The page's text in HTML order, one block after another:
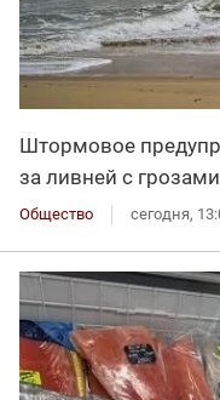
Штормовое
за ливней с грозами
Общество сегодня,